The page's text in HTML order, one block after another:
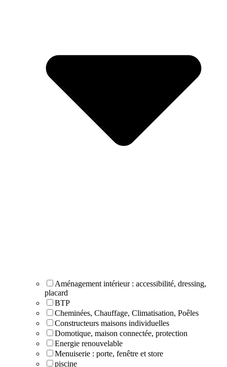
Aménagement intérieur : accessibilité, dressing,
placard
BTP
Cheminées, Chauffage, Climatisation, Poêles
Constructeurs maisons individuelles
Domotique, maison connectée, protection
Energie renouvelable
Menuiserie : porte, fenêtre et store
piscine